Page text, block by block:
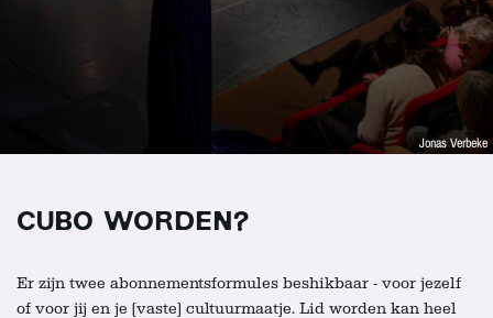
Jonas Verbeke
CUBO WORDEN?
Er zijn twee abonnementsformules beshikbaar - voor jezelf
of voor jij en je (vaste) cultuurmaatje. Lid worden kan heel